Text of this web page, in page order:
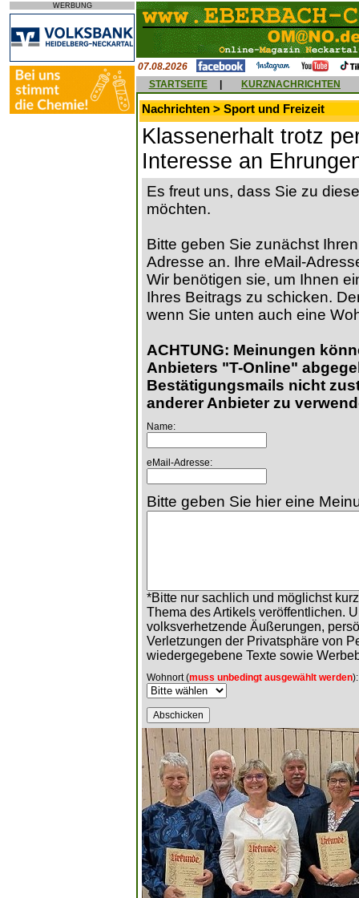
WERBUNG
07.08.2026
STARTSEITE
KURZNACHRICHTEN
Nachrichten > Sport und Freizeit
Klassenerhalt trotz
Interesse an
Es freut uns, dass Sie zu
möchten.
Bitte geben Sie zunächst
Adresse an. Ihre eMail-
Wir benötigen sie, um Ihnen
Ihres Beitrags zu schicken.
wenn Sie unten auch eine
ACHTUNG: Meinungen
Anbieters "T-Online"
Bestätigungsmails nicht
anderer Anbieter zu
Name:
eMail-Adresse:
Bitte geben Sie hier eine
*Bitte nur sachlich und möglichst
Thema des Artikels veröffentlichen.
volksverhetzende Äußerungen,
Verletzungen der Privatsphäre von
wiedergegebene Texte sowie
Wohnort (muss unbedingt ausgewählt werden):